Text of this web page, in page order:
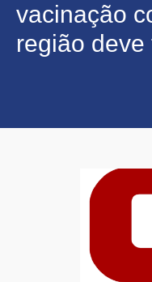
vacinação
região